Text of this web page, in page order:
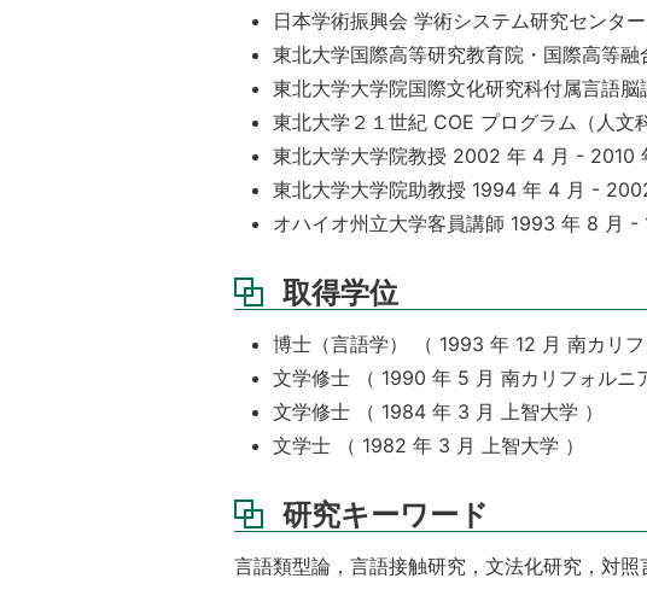
日本学術振興会 学術システム研究センタ
東北大学国際高等研究教育院・国際高等
東北大学大学院国際文化研究科付属言語
東北大学２１世紀 COE プログラム（人
東北大学大学院教授 2002 年 4 月 - 2010
東北大学大学院助教授 1994 年 4 月 -
オハイオ州立大学客員講師 1993 年 8 月 -
取得学位
博士（言語学） （ 1993 年 12 月 南カリフ
文学修士 （ 1990 年 5 月 南カリフォルニ
文学修士 （ 1984 年 3 月 上智大学 ）
文学士 （ 1982 年 3 月 上智大学 ）
研究キーワード
言語類型論，言語接触研究，文法化研究，対照